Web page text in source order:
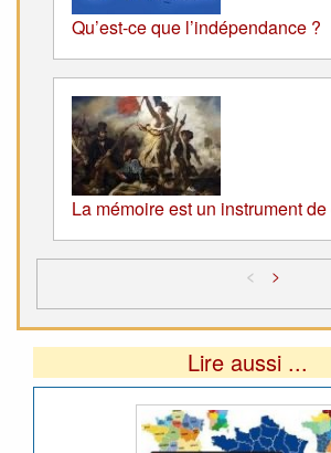
Qu’est-ce que l’indépendance ?
La mémoire est un instrument
< >
Lire aussi ...